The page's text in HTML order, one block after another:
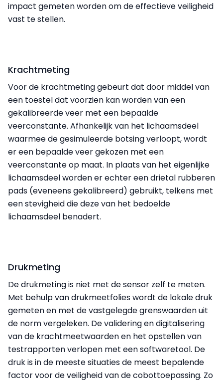
impact gemeten worden om de effectieve veiligheid
vast te stellen.
Krachtmeting
Voor de krachtmeting gebeurt dat door middel van
een toestel dat voorzien kan worden van een
gekalibreerde veer met een bepaalde
veerconstante. Afhankelijk van het lichaamsdeel
waarmee de gesimuleerde botsing verloopt, wordt
er een bepaalde veer gekozen met een
veerconstante op maat. In plaats van het eigenlijke
lichaamsdeel worden er echter een drietal rubberen
pads (eveneens gekalibreerd) gebruikt, telkens met
een stevigheid die deze van het bedoelde
lichaamsdeel benadert.
Drukmeting
De drukmeting is niet met de sensor zelf te meten.
Met behulp van drukmeetfolies wordt de lokale druk
gemeten en met de vastgelegde grenswaarden uit
de norm vergeleken. De validering en digitalisering
van de krachtmeetwaarden en het opstellen van
testrapporten verlopen met een softwaretool. De
druk is in de meeste situaties de meest bepalende
factor voor de veiligheid van de cobottoepassing. Zo